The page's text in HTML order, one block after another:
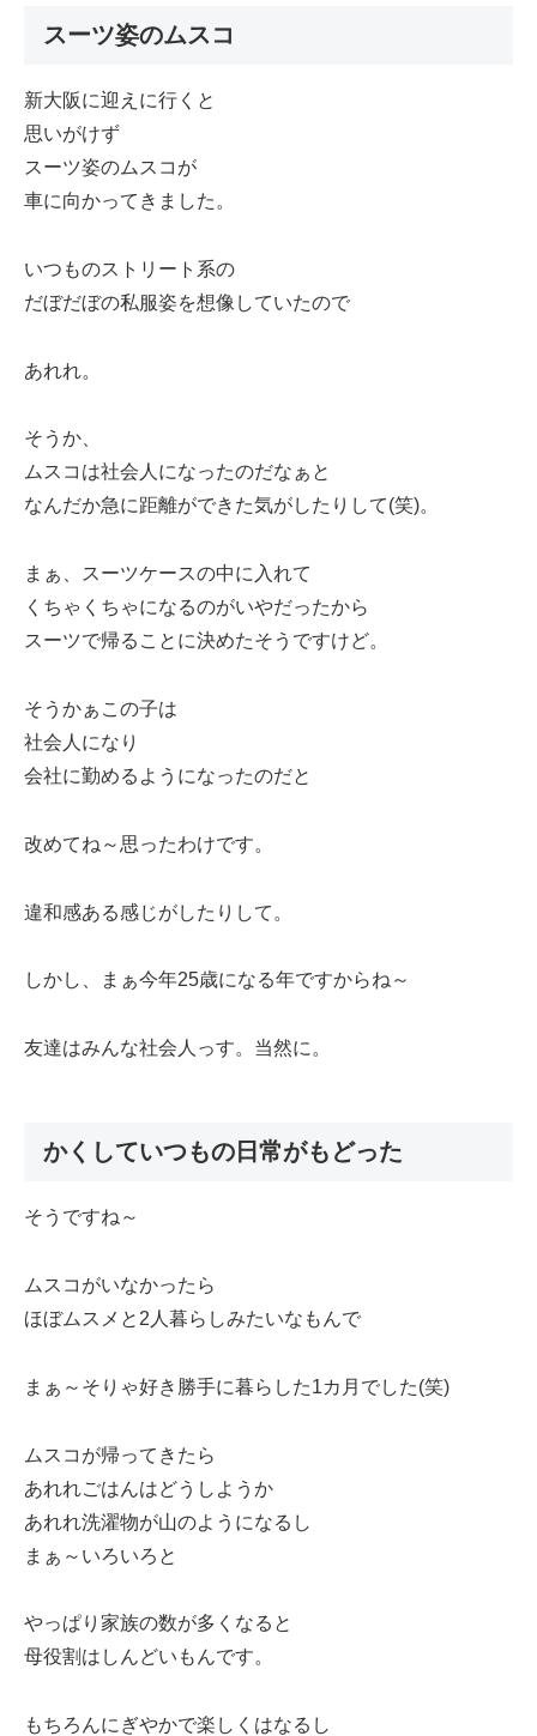
スーツ姿のムスコ
新大阪に迎えに行くと
思いがけず
スーツ姿のムスコが
車に向かってきました。
いつものストリート系の
だぼだぼの私服姿を想像していたので
あれれ。
そうか、
ムスコは社会人になったのだなぁと
なんだか急に距離ができた気がしたりして(笑)。
まぁ、スーツケースの中に入れて
くちゃくちゃになるのがいやだったから
スーツで帰ることに決めたそうですけど。
そうかぁこの子は
社会人になり
会社に勤めるようになったのだと
改めてね～思ったわけです。
違和感ある感じがしたりして。
しかし、まぁ今年25歳になる年ですからね～
友達はみんな社会人っす。当然に。
かくしていつもの日常がもどった
そうですね～
ムスコがいなかったら
ほぼムスメと2人暮らしみたいなもんで
まぁ～そりゃ好き勝手に暮らした1カ月でした(笑)
ムスコが帰ってきたら
あれれごはんはどうしようか
あれれ洗濯物が山のようになるし
まぁ～いろいろと
やっぱり家族の数が多くなると
母役割はしんどいもんです。
もちろんにぎやかで楽しくはなるし